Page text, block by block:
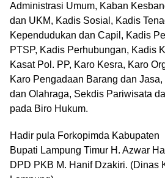
Administrasi Umum, Kaban
dan UKM, Kadis Sosial, Kadis
Kependudukan dan Capil, Kadis
PTSP, Kadis Perhubungan, Kadis
Kasat Pol. PP, Karo Kesra, Karo
Karo Pengadaan Barang dan
dan Olahraga, Sekdis Pariwisata
pada Biro Hukum.
Hadir pula Forkopimda Kabupaten
Bupati Lampung Timur H. Azwar
DPD PKB M. Hanif Dzakiri. (Dinas